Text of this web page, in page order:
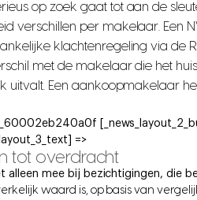
op zoek gaat tot aan de
verschillen per makelaar. Een
klachtenregeling via
met de makelaar die het
uitvalt. Een aankoopmakelaar
=>
tot overdracht
alleen mee bij bezichtigingen, die
waard is, op basis van